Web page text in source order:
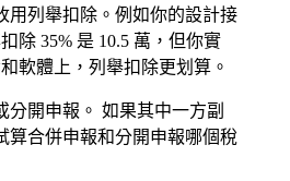
用列舉扣除。例如你的設計接
除 35% 是 10.5 萬，但你實
軟體上，列舉扣除更划算。
分開申報。 如果其中一方副
算合併申報和分開申報哪個稅